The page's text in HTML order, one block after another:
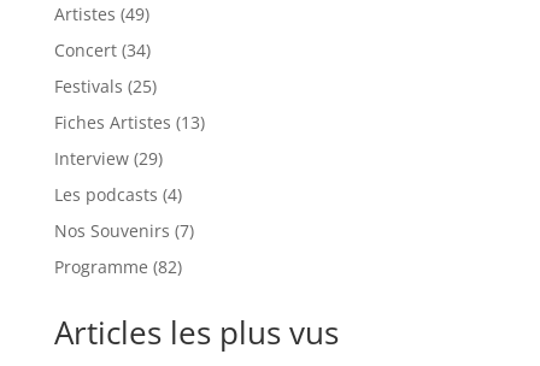
Artistes (49)
Concert(34)
Festivals (25)
Fiches Artistes (13)
Interview(29)
Les podcasts (4)
Nos Souvenirs (7)
Programme (82)
Articles les plus vus